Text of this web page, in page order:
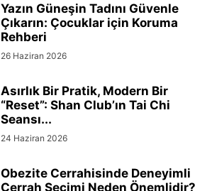
Yazın Güneşin Tadını Güvenle
Çıkarın: Çocuklar için Koruma
Rehberi
26 Haziran 2026
Asırlık Bir Pratik, Modern Bir
“Reset”: Shan Club’ın Tai Chi
Seansı...
24 Haziran 2026
Obezite Cerrahisinde Deneyimli
Cerrah Seçimi Neden Önemlidir?